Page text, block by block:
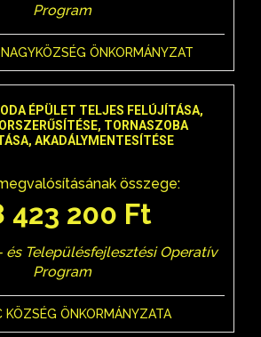
Program
NAGYKÖZSÉG ÖNKORMÁNYZAT
ÉPÜLET TELJES FELÚJÍTÁSA,
TORNASZOBA
AKADÁLYMENTESÍTÉSE
összege:
423 200 Ft
és Településfejlesztési Operatív
Program
KÖZSÉG ÖNKORMÁNYZATA